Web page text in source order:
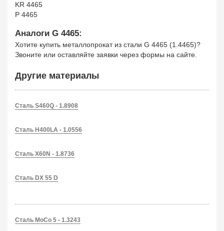
KR 4465
P 4465
Аналоги G 4465:
Хотите купить металлопрокат из стали G 4465 (1.4465)?
Звоните или оставляйте заявки через формы на сайте.
Другие материалы
Сталь S460Q - 1.8908
Сталь H400LA - 1.0556
Сталь X60N - 1.8736
Сталь DX 55 D
Сталь MoCo 5 - 1.3243